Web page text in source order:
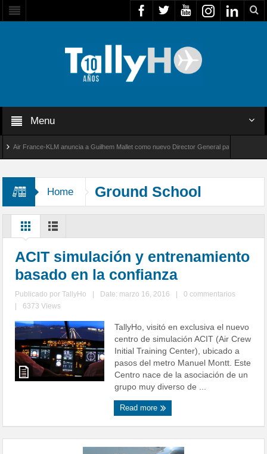
Menu
France-KLM anuncia a Guilhem Mallet como nuevo Director General para América Latina
Home Ground School
ACIT simulación y entrenamiento
basado en la confianza
Publicado porTallyHo Date: marzo 16, 2016
0 commentarios
6373 Views
TallyHo, visitó en exclusiva el nuevo
centro de simulación ACIT (Air Crew
Initial Training Center), ubicado a
pasos del metro Manuel Montt. Este
Centro nace de la asociación de un
grupo muy diverso de ...
Read more